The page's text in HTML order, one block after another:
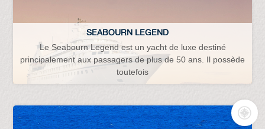
SEABOURN LEGEND
Le Seabourn Legend est un yacht de luxe destiné
principalement aux passagers de plus de 50 ans. Il possède
toutefois